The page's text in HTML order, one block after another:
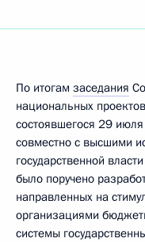
По итогам заседания
национальных
состоявшегося 29
совместно с высшими
государственной
было поручено
направленных на
организациями
системы